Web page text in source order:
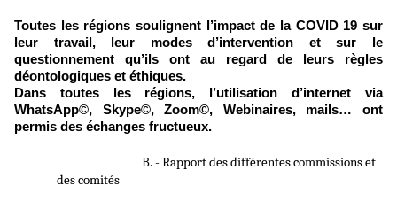
Toutes les régions soulignent l’impact de la COVID 19 sur
leur travail, leur modes d’intervention et sur le
questionnement qu’ils ont au regard de leurs règles
déontologiques et éthiques.
Dans toutes les régions, l’utilisation d’internet via
WhatsApp©, Skype©, Zoom©, Webinaires, mails… ont
permis des échanges fructueux.
B. - Rapport des différentes commissions et
des comités